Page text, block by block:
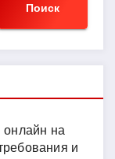
Поиск
на
и